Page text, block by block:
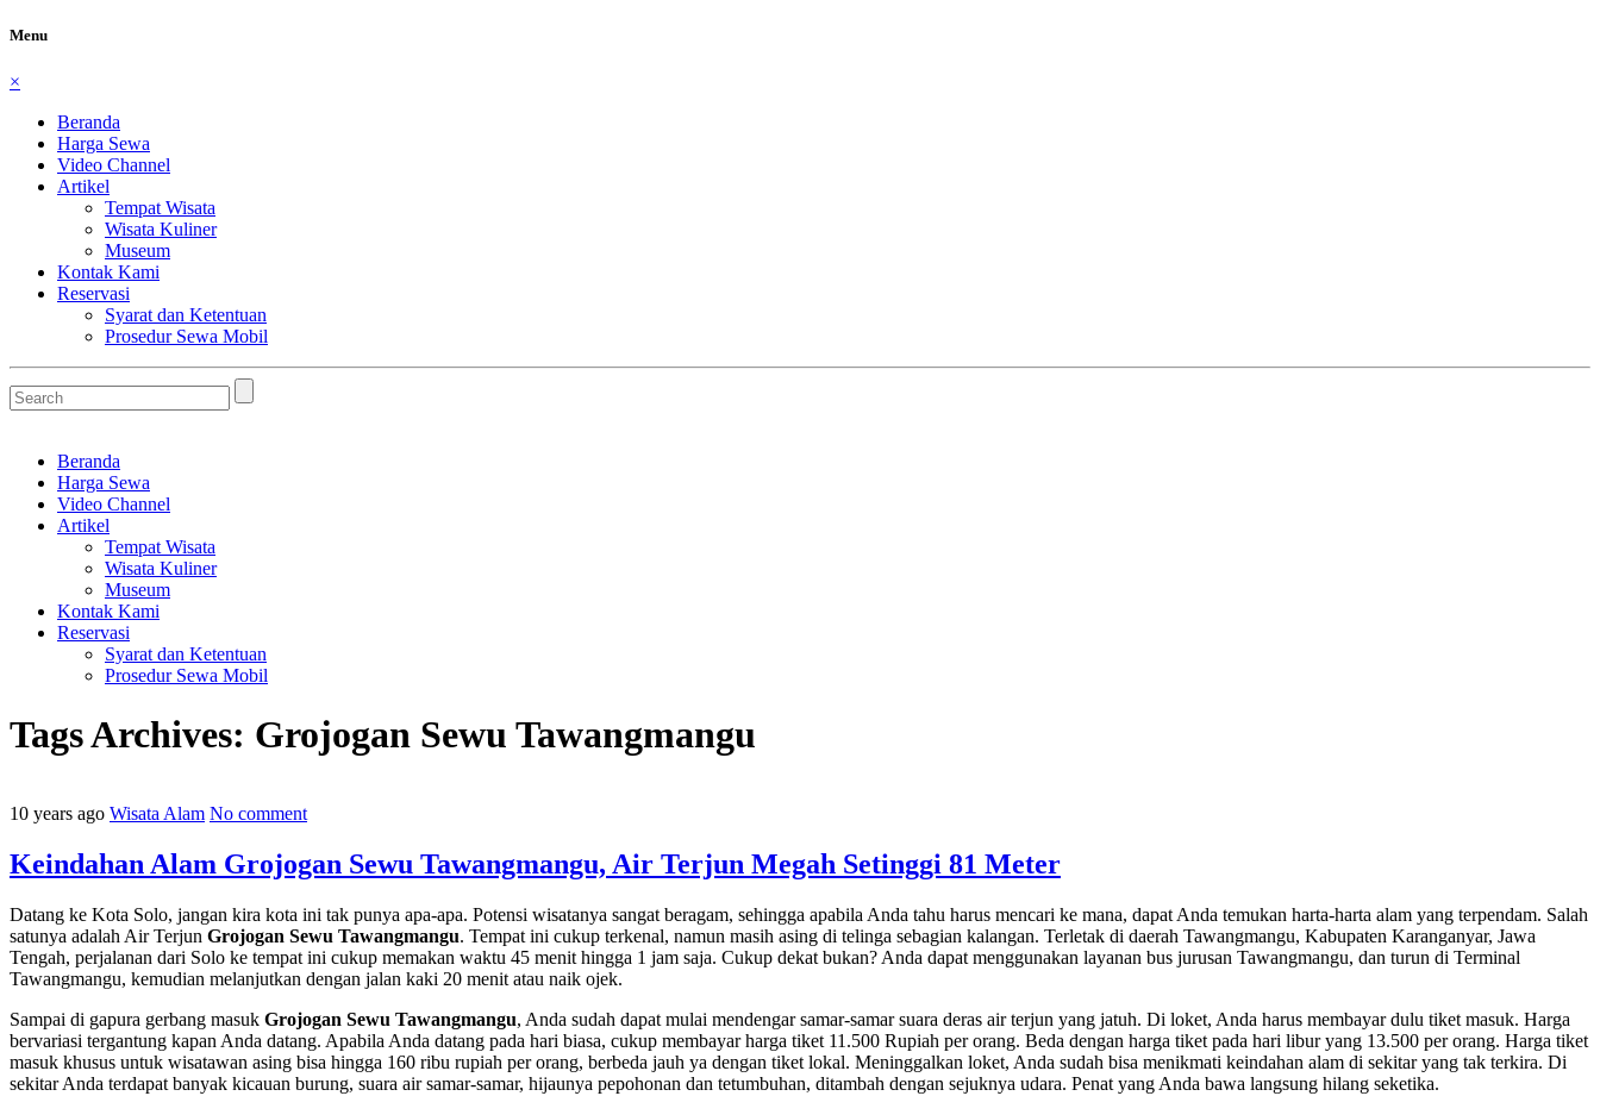
Menu
×
Beranda
Harga Sewa
Video Channel
Artikel
Tempat Wisata
Wisata Kuliner
Museum
Kontak Kami
Reservasi
Syarat dan Ketentuan
Prosedur Sewa Mobil
Beranda
Harga Sewa
Video Channel
Artikel
Tempat Wisata
Wisata Kuliner
Museum
Kontak Kami
Reservasi
Syarat dan Ketentuan
Prosedur Sewa Mobil
Tags Archives: Grojogan Sewu Tawangmangu
10 years ago Wisata Alam No comment
Keindahan Alam Grojogan Sewu Tawangmangu, Air Terjun Megah Setinggi 81 Meter
Datang ke Kota Solo, jangan kira kota ini tak punya apa-apa. Potensi wisatanya sangat beragam, sehingga apabila Anda tahu harus mencari ke mana, dapat Anda temukan harta-harta alam yang terpendam. Salah
satunya adalah Air Terjun Grojogan Sewu Tawangmangu. Tempat ini cukup terkenal, namun masih asing di telinga sebagian kalangan. Terletak di daerah Tawangmangu, Kabupaten Karanganyar, Jawa
Tengah, perjalanan dari Solo ke tempat ini cukup memakan waktu 45 menit hingga 1 jam saja. Cukup dekat bukan? Anda dapat menggunakan layanan bus jurusan Tawangmangu, dan turun di Terminal
Tawangmangu, kemudian melanjutkan dengan jalan kaki 20 menit atau naik ojek.
Sampai di gapura gerbang masuk Grojogan Sewu Tawangmangu, Anda sudah dapat mulai mendengar samar-samar suara deras air terjun yang jatuh. Di loket, Anda harus membayar dulu tiket masuk. Harga
bervariasi tergantung kapan Anda datang. Apabila Anda datang pada hari biasa, cukup membayar harga tiket 11.500 Rupiah per orang. Beda dengan harga tiket pada hari libur yang 13.500 per orang. Harga tiket
masuk khusus untuk wisatawan asing bisa hingga 160 ribu rupiah per orang, berbeda jauh ya dengan tiket lokal. Meninggalkan loket, Anda sudah bisa menikmati keindahan alam di sekitar yang tak terkira. Di
sekitar Anda terdapat banyak kicauan burung, suara air samar-samar, hijaunya pepohonan dan tetumbuhan, ditambah dengan sejuknya udara. Penat yang Anda bawa langsung hilang seketika.